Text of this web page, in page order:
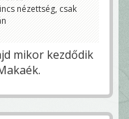
2. OT
nézettség, csak
mikor kezdődik